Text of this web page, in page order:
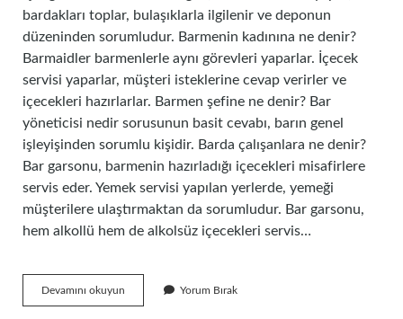
bardakları toplar, bulaşıklarla ilgilenir ve deponun
düzeninden sorumludur. Barmenin kadınına ne denir?
Barmaidler barmenlerle aynı görevleri yaparlar. İçecek
servisi yaparlar, müşteri isteklerine cevap verirler ve
içecekleri hazırlarlar. Barmen şefine ne denir? Bar
yöneticisi nedir sorusunun basit cevabı, barın genel
işleyişinden sorumlu kişidir. Barda çalışanlara ne denir?
Bar garsonu, barmenin hazırladığı içecekleri misafirlere
servis eder. Yemek servisi yapılan yerlerde, yemeği
müşterilere ulaştırmaktan da sorumludur. Bar garsonu,
hem alkollü hem de alkolsüz içecekleri servis…
Devamını okuyun Barmenin
Üstüne
Yorum Bırak